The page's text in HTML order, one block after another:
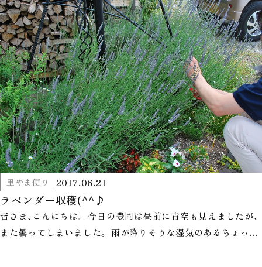
里やま便り 2017.06.21
ラベンダー収穫(^^♪
皆さま、こんにちは。 今日の豊岡は昼前に青空も見えましたが、
また曇ってしまいました。 雨が降りそうな湿気のあるちょっと